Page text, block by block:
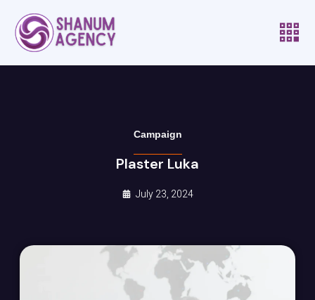
Campaign
Plaster Luka
July 23, 2024